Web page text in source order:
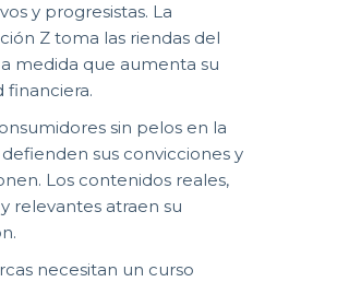
y progresistas. La
Z toma las riendas del
medida que aumenta su
financiera.
sin pelos en la
sus convicciones y
Los contenidos reales,
relevantes atraen su
necesitan un curso